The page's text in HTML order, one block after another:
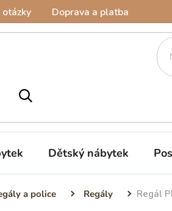
Doprava a platba
Dětský nábytek
a police Regály Regál